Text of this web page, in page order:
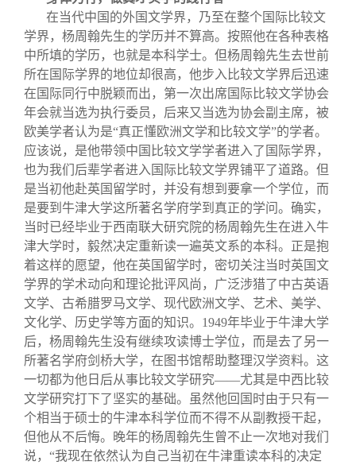
在当代中国的外国文学界，乃至在整个国际比较文
学界，杨周翰先生的学历并不算高。按照他在各种表格
中所填的学历，也就是本科学士。但杨周翰先生去世前
所在国际学界的地位却很高，他步入比较文学界后迅速
在国际同行中脱颖而出，第一次出席国际比较文学协会
年会就当选为执行委员，后来又当选为协会副主席，被
欧美学者认为是“真正懂欧洲文学和比较文学”的学者。
应该说，是他带领中国比较文学学者进入了国际学界，
也为我们后辈学者进入国际比较文学界铺平了道路。但
是当初他赴英国留学时，并没有想到要拿一个学位，而
是要到牛津大学这所著名学府学到真正的学问。确实，
当时已经毕业于西南联大研究院的杨周翰先生在进入牛
津大学时，毅然决定重新读一遍英文系的本科。正是抱
着这样的愿望，他在英国留学时，密切关注当时英国文
学界的学术动向和理论批评风尚，广泛涉猎了中古英语
文学、古希腊罗马文学、现代欧洲文学、艺术、美学、
文化学、历史学等方面的知识。1949年毕业于牛津大学
后，杨周翰先生没有继续攻读博士学位，而是去了另一
所著名学府剑桥大学，在图书馆帮助整理汉学资料。这
一切都为他日后从事比较文学研究——尤其是中西比较
文学研究打下了坚实的基础。虽然他回国时由于只有一
个相当于硕士的牛津本科学位而不得不从副教授干起，
但他从不后悔。晚年的杨周翰先生曾不止一次地对我们
说，“我现在依然认为自己当初在牛津重读本科的决定